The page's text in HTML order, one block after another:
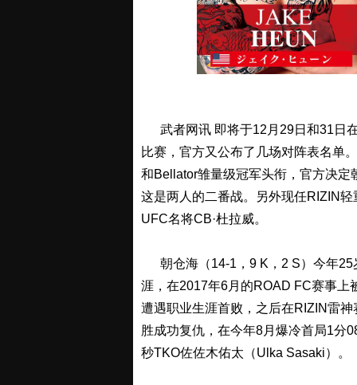
武者网讯 即将于12月29日和31日
比赛，官方又公布了几场对阵表名单
和Bellator雏量级冠军头衔，官方决定
这是两人的二番战。另外现任RIZIN
UFC名将CB·杜拉威。
朝仓海（14-1，9 K，2 S）今年25
涯，在2017年6月的ROAD FC赛事上
遭遇职业生涯首败，之后在RIZIN雷
胜成功复仇，在今年8月爆冷首局1分
秒TKO佐佐木佑太（Ulka Sasaki）。